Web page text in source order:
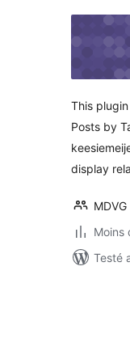
This
Posts by
display
MDVG
Moins
Testé